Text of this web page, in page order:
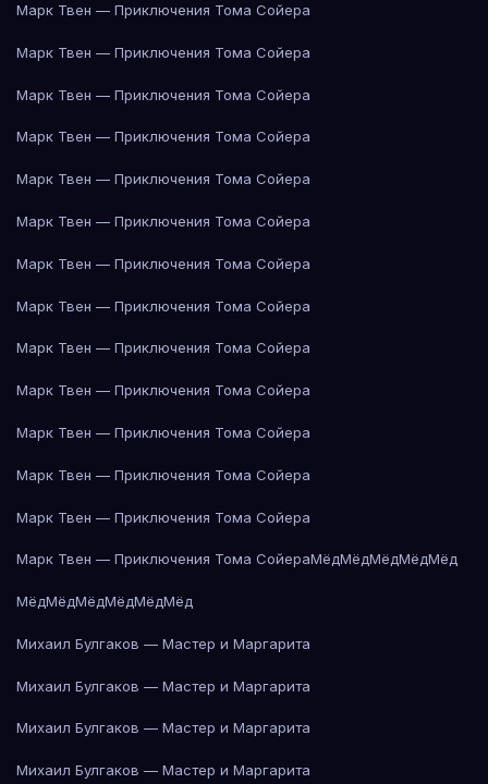
Марк Твен — Приключения Тома Сойера
Марк Твен — Приключения Тома Сойера
Марк Твен — Приключения Тома Сойера
Марк Твен — Приключения Тома Сойера
Марк Твен — Приключения Тома Сойера
Марк Твен — Приключения Тома Сойера
Марк Твен — Приключения Тома Сойера
Марк Твен — Приключения Тома Сойера
Марк Твен — Приключения Тома Сойера
Марк Твен — Приключения Тома Сойера
Марк Твен — Приключения Тома Сойера
Марк Твен — Приключения Тома Сойера
Марк Твен — Приключения Тома Сойера
Марк Твен — Приключения Тома СойераМёдМёдМёдМёдМёд
МёдМёдМёдМёдМёдМёд
Михаил Булгаков — Мастер и Маргарита
Михаил Булгаков — Мастер и Маргарита
Михаил Булгаков — Мастер и Маргарита
Михаил Булгаков — Мастер и Маргарита